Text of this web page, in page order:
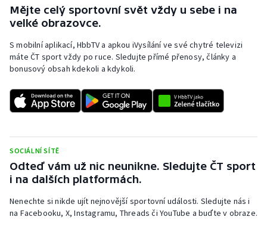
Plážový volejbal
Ragby
Rychlobruslení
Rychlostní kanoistika
Sportovní střelba
Stolní tenis
Triatlon
Mějte celý sportovní svět vždy u sebe i na
velké obrazovce.
S mobilní aplikací, HbbTV a apkou iVysílání ve své chytré televizi
máte ČT sport vždy po ruce. Sledujte přímé přenosy, články a
bonusový obsah kdekoli a kdykoli.
SOCIÁLNÍ SÍTĚ
Odteď vám už nic neunikne. Sledujte ČT sport
i na dalších platformách.
Nenechte si nikde ujít nejnovější sportovní události. Sledujte nás i
na Facebooku, X, Instagramu, Threads či YouTube a buďte v obraze.